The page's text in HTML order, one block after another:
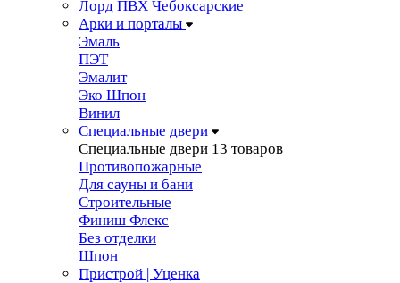
Лорд ПВХ Чебоксарские
Арки и порталы
Эмаль
ПЭТ
Эмалит
Эко Шпон
Винил
Специальные двери
Специальные двери 13 товаров
Противопожарные
Для сауны и бани
Строительные
Финиш Флекс
Без отделки
Шпон
Пристрой | Уценка